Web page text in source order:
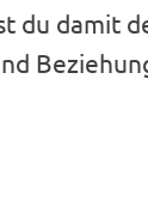
du damit